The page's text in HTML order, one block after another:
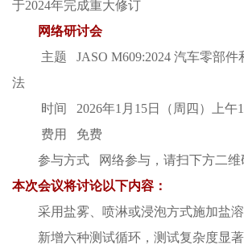
于2024年完成重大修订
网络研讨会
主题 JASO M609:2024 汽车零部件
法
时间 2026年1月15日（周四）上午
费用 免费
参与方式 网络参与，请扫下方二维
本次会议将讨论以下内容：
采用盐雾、喷淋或浸泡方式施加盐
新增六种测试循环，测试复杂度显